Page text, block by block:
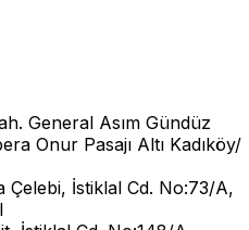
General Asım Gündüz
Onur Pasajı Altı Kadıköy/
Çelebi, İstiklal Cd. No:73/A,